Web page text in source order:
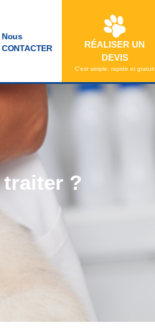
Nous
CONTACTER
RÉALISER UN
DEVIS
C'est simple, rapide et gratuit
?